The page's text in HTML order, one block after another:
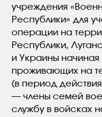
учреждения
Республики» для
операции на
Республики,
и Украины начиная
проживающих на
(в период
— члены семей
службу в войсках